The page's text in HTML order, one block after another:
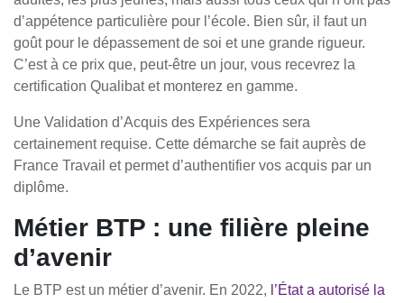
d’appétence particulière pour l’école. Bien sûr, il faut un
goût pour le dépassement de soi et une grande rigueur.
C’est à ce prix que, peut-être un jour, vous recevrez la
certification Qualibat et monterez en gamme.
Une Validation d’Acquis des Expériences sera
certainement requise. Cette démarche se fait auprès de
France Travail et permet d’authentifier vos acquis par un
diplôme.
Métier BTP : une filière pleine
d’avenir
Le BTP est un métier d’avenir. En 2022, l’État a autorisé la